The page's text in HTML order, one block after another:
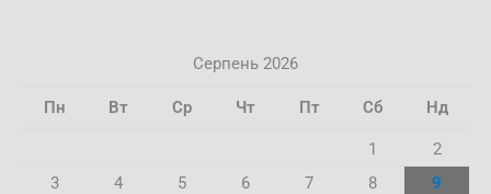
Серпень 2026
Пн Вт Ср Чт Пт Сб Нд
1
2
3
4 5 6 7 8
9